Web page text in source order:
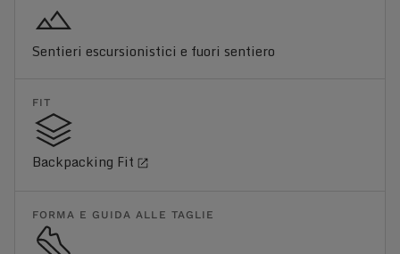
Sentieri escursionistici e fuori sentiero
FIT
Backpacking Fit
FORMA E GUIDA ALLE TAGLIE